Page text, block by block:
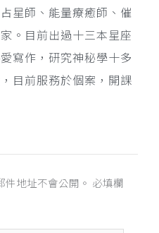
星師、能量療癒師、催
。目前出過十三本星座
寫作，研究神秘學十多
目前服務於個案，開課
地址不會公開。 必填欄